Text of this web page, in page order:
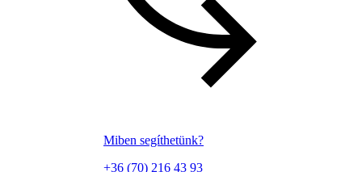
Miben segíthetünk?
+36 (70) 216 43 93